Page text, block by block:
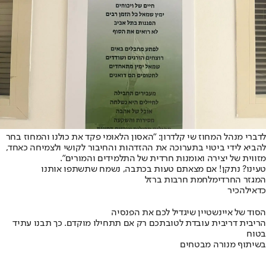
לדברי מנהל המחוז שי קלדרון: "האסון הלאומי פקד את כולנו והמחוז בחר
להביא לידי ביטוי בתערוכה את ההזדהות והחיבור לקושי ולצמיחה כאחד,
מזווית של יצירה ואומנות חרדית של התלמידים והמורים".
טעינו? נתקן! אם מצאתם טעות בכתבה, נשמח שתשתפו אותנו
המגזר החרדימלחמת חרבות ברזל
כדאילהכיר
הסוד של איינשטיין שיגדיל לכם את הפנסיה
הריבית דריבית עובדת לטובתכם רק אם תתחילו מוקדם. כך תבנו עתיד
בטוח
בשיתוף מנורה מבטחים